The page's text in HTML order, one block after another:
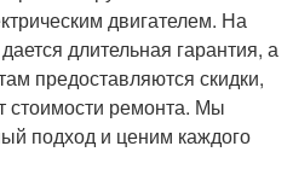
двигателем. На
длительная гарантия, а
предоставляются скидки,
стоимости ремонта. Мы
подход и ценим каждого